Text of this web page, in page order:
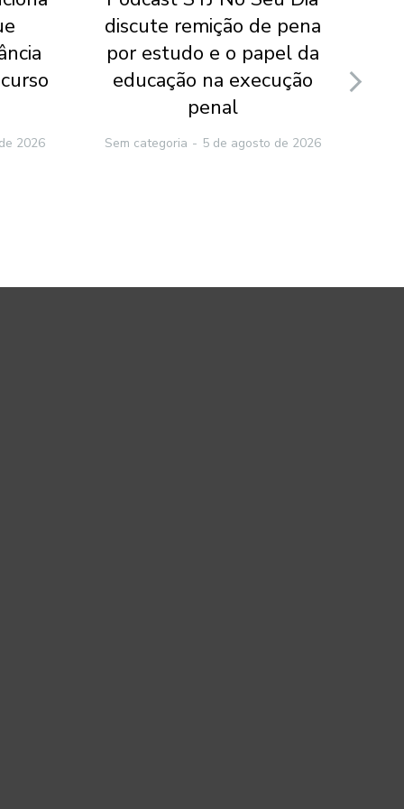
2026
discute remição de pena
por estudo e o papel da
educação na execução
penal
Sem categoria 5 de agosto de 2026